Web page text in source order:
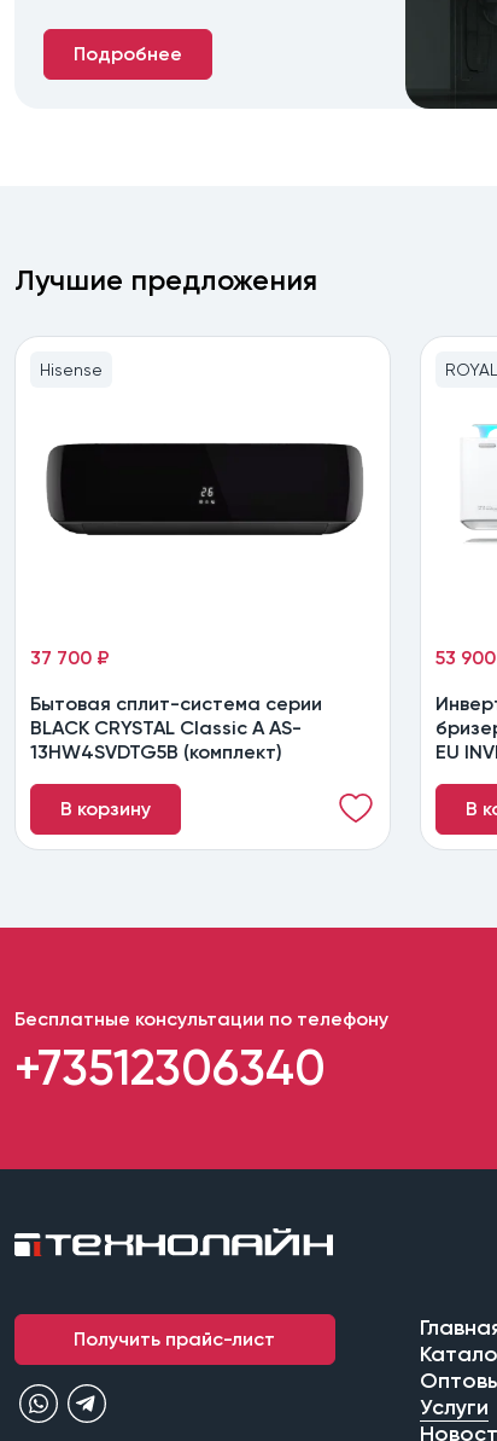
Подробнее
Лучшие предложения
Hisense
Бытовая сплит-система серии
BLACK CRYSTAL Classic A AS-
13HW4SVDTG5В (комплект)
37 700 ₽
В корзину
EU
53
В
Бесплатные консультации по телефону
+73512306340
Получить прайс-лист
Услуги